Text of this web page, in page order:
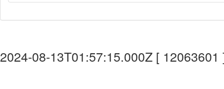
2024-08-13T01:57:15.000Z [ 12063601